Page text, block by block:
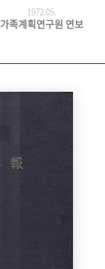
1972.05.
가족계획연구원 연보